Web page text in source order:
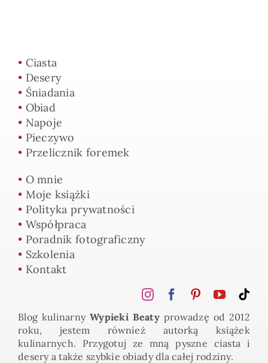
• Ciasta
• Desery
• Śniadania
• Obiad
• Napoje
• Pieczywo
• Przelicznik foremek
• O mnie
• Moje książki
• Polityka prywatności
• Współpraca
• Poradnik fotograficzny
• Szkolenia
• Kontakt
Blog kulinarny Wypieki Beaty prowadzę od 2012
roku, jestem również autorką książek
kulinarnych. Przygotuj ze mną pyszne ciasta i
desery a także szybkie obiady dla całej rodziny.